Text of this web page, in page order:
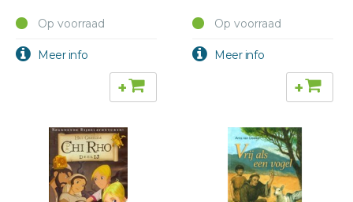
Op voorraad
+
Op voorraad
+